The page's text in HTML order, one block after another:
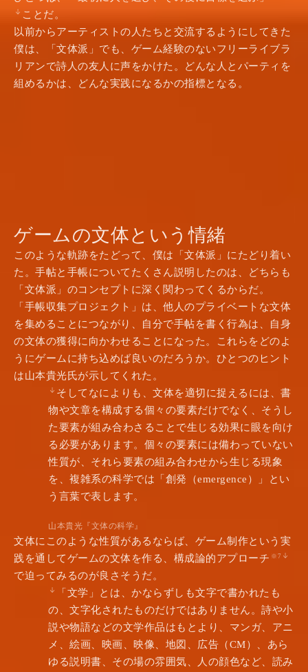
ことだ。
以前からアーティストの人たちと交流するようにしてきた
僕は、「文体派」でも、ゲーム経験のないフリーライブラ
リアンで詩人の友人に声をかけた。どんな人とパーティを
組めるかは、どんな実践になるかの指標となる。
ゲームの文体という情緒
このような軌跡をたどって、僕は「文体派」にたどり着い
た。手帖と手帳についてたくさん説明したのは、どちらも
「文体派」のコンセプトに深く関わってくるからだ。
「手帳収集プロジェクト」は、他人のプライベートな文体
を集めることにつながり、自分で手帖を書く行為は、自身
の文体の獲得に向かわせることになった。これらをどのよ
うにゲームに持ち込めば良いのだろうか。ひとつのヒント
は山本貴光氏が示してくれた。
そしてなによりも、文体を適切に捉えるには、書
物や文章を構成する個々の要素だけでなく、そうし
た要素が組み合わさることで生じる効果に眼を向け
る必要があります。個々の要素には備わっていない
性質が、それら要素の組み合わせから生じる現象
を、複雑系の科学では「創発（emergence）」とい
う言葉で表します。
山本貴光『文体の科学』
文体にこのような性質があるならば、ゲーム制作という実
践を通してゲームの文体を作る、構成論的アプローチ ※7
で迫ってみるのが良さそうだ。
「文学」とは、かならずしも文字で書かれたも
の、文字化されたものだけではありません。詩や小
説や物語などの文学作品はもとより、マンガ、アニ
メ、絵画、映画、映像、地図、広告（CM）、あら
ゆる説明書、その場の雰囲気、人の顔色など、読み